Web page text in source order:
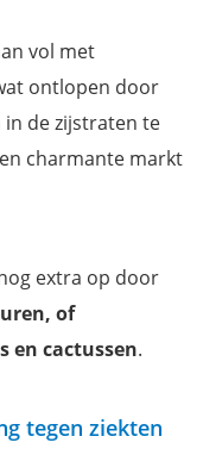
vol met
ontlopen door
in de zijstraten te
charmante markt
extra op door
of
en cactussen.
tegen ziekten